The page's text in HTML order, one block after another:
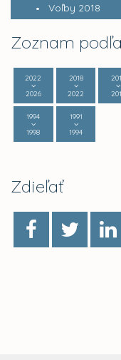
Voľby 2018
Zoznam
2022
2026
2018
2022
1994
1998
1991
1994
Zdieľať